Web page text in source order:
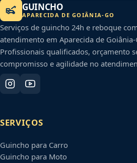
GUINCHO
APARECIDA DE GOIÂNIA-GO
Serviços de guincho 24h e reboque
atendimento em Aparecida de Goiânia-
Profissionais qualificados, orçamento
compromisso e agilidade no
SERVIÇOS
Guincho para Carro
Guincho para Moto